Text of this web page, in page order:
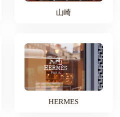
山崎
HERMES